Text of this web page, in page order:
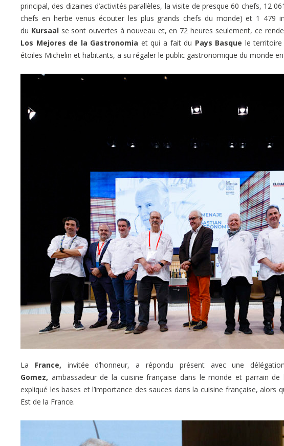
principal, des dizaines d’activités parallèles, la visite de presque 60 chefs, 12
chefs en herbe venus écouter les plus grands chefs du monde) et 1
du Kursaal se sont ouvertes à nouveau et, en 72 heures seulement, ce
Los Mejores de la Gastronomia et qui a fait du Pays Basque le territoire
étoiles Michelin et habitants, a su régaler le public gastronomique du monde
La France, invitée d’honneur, a répondu présent avec une
Gomez, ambassadeur de la cuisine française dans le monde et parrain de
expliqué les bases et l’importance des sauces dans la cuisine française, alors
Est de la France.